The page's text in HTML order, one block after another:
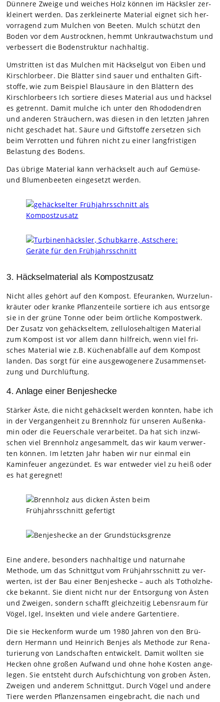
Dün­nere Zweige und wei­ches Holz kön­nen im Häcks­ler zer­
klei­nert wer­den. Das zer­klei­nerte Mate­rial eig­net sich her­
vor­ra­gend zum Mul­chen von Bee­ten. Mulch schützt den
Boden vor dem Aus­trock­nen, hemmt Unkraut­wachs­tum und
ver­bes­sert die Boden­struk­tur nach­hal­tig.
Umstrit­ten ist das Mul­chen mit Häck­sel­gut von Eiben und
Kirsch­lor­beer. Die Blät­ter sind sauer und ent­hal­ten Gift­
stoffe, wie zum Bei­spiel Blau­säure in den Blät­tern des
Kirsch­lor­beers Ich sor­tiere die­ses Mate­rial aus und häck­sel
es getrennt. Damit mul­che ich unter den Rho­do­den­dren
und ande­ren Sträu­chern, was die­sen in den letz­ten Jah­ren
nicht gescha­det hat. Säure und Gift­stoffe zer­set­zen sich
beim Ver­rot­ten und füh­ren nicht zu einer lang­fris­ti­gen
Belas­tung des Bodens.
Das übrige Mate­rial kann ver­häck­selt auch auf Gemüse-
und Blu­men­bee­ten ein­ge­setzt wer­den.
3. Häckselmaterial als Kompostzusatz
Nicht alles gehört auf den Kom­post. Efeuran­ken, Wur­ze­lun­
kräu­ter oder kranke Pflan­zen­teile sor­tiere ich aus ent­sorge
sie in der grüne Tonne oder beim ört­li­che Kom­post­werk.
Der Zusatz von gehäck­sel­tem, zel­lu­lo­se­hal­ti­gen Mate­rial
zum Kom­post ist vor allem dann hilf­reich, wenn viel fri­
sches Mate­rial wie z.B. Küchen­ab­fälle auf dem Kom­post
lan­den. Das sorgt für eine aus­ge­wo­ge­nere Zusam­men­set­
zung und Durch­lüf­tung.
4. Anlage einer Benjeshecke
Stär­ker Äste, die nicht gehäck­selt wer­den konn­ten, habe ich
in der Ver­gan­gen­heit zu Brenn­holz für unse­ren Außen­ka­
min oder die Feu­er­schale ver­ar­bei­tet. Da hat sich inzwi­
schen viel Brenn­holz ange­sam­melt, das wir kaum ver­wer­
ten kön­nen. Im letz­ten Jahr haben wir nur ein­mal ein
Kamin­feuer ange­zün­det. Es war ent­we­der viel zu heiß oder
es hat gereg­net!
Eine andere, beson­ders nach­hal­tige und natur­nahe
Methode, um das Schnitt­gut vom Früh­jahrs­schnitt zu ver­
wer­ten, ist der Bau einer Ben­jes­he­cke – auch als Tot­holz­he­
cke bekannt. Sie dient nicht nur der Ent­sor­gung von Ästen
und Zwei­gen, son­dern schafft gleich­zei­tig Lebens­raum für
Vögel, Igel, Insek­ten und viele andere Gar­ten­tiere.
Die sie Hecken­form wurde um 1980 Jah­ren von den Brü­
dern Her­mann und Hein­rich Ben­jes als Methode zur Rena­
tu­rie­rung von Land­schaf­ten ent­wi­ckelt. Damit woll­ten sie
Hecken ohne gro­ßen Auf­wand und ohne hohe Kos­ten ange­
le­gen. Sie ent­steht durch Auf­schich­tung von gro­ben Ästen,
Zwei­gen und ande­rem Schnitt­gut. Durch Vögel und andere
Tiere wer­den Pflan­zen­sa­men ein­ge­bracht, die nach und